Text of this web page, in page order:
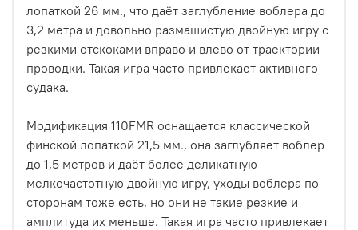
лопаткой 26 мм., что даёт заглубление воблера до
3,2 метра и довольно размашистую двойную игру с
резкими отскоками вправо и влево от траектории
проводки. Такая игра часто привлекает активного
судака.
Модификация 110FMR оснащается классической
финской лопаткой 21,5 мм., она заглубляет воблер
до 1,5 метров и даёт более деликатную
мелкочастотную двойную игру, уходы воблера по
сторонам тоже есть, но они не такие резкие и
амплитуда их меньше. Такая игра часто привлекает